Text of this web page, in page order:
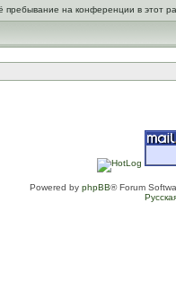
пребывание на конференции в этот
Powered by phpBB® Forum